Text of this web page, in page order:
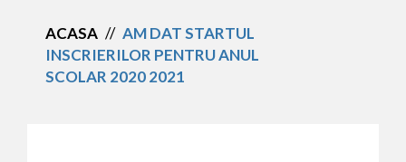
ACASA // AM DAT STARTUL
INSCRIERILOR PENTRU ANUL
SCOLAR 2020 2021